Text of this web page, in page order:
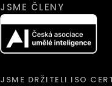
JSME ČLENY
JSME DRŽITELI ISO